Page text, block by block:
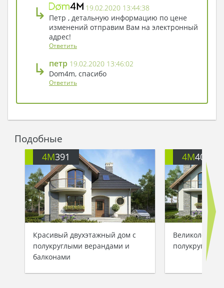
↳
19.02.2020 13:44:38
Петр , детальную информацию по цене
изменений отправим Вам на электронный
адрес!
Ответить
↳ петр 19.02.2020 13:46:02
Dom4m, спасибо
Ответить
Подобные
4M391
Красивый двухэтажный дом с
полукруглыми верандами и
балконами
4M401